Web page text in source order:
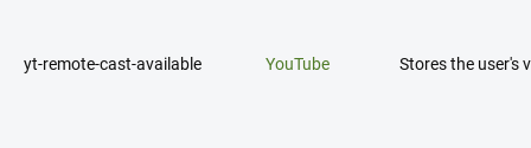
yt-remote-cast-available YouTube Stores the user's